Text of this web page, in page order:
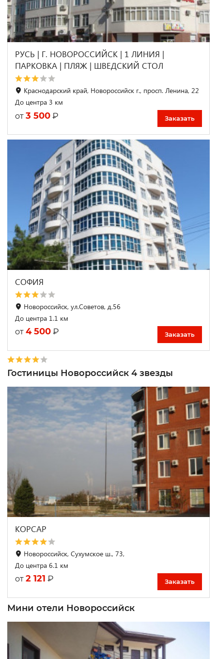
РУСЬ | Г. НОВОРОССИЙСК | 1 ЛИНИЯ |
ПАРКОВКА | ПЛЯЖ | ШВЕДСКИЙ СТОЛ
Краснодарский край, Новороссийск г., просп. Ленина, 22
До центра 3 км
от 3 500 ₽ Заказать
СОФИЯ
Новороссийск, ул.Советов, д.56
До центра 1.1 км
от 4 500 ₽ Заказать
Гостиницы Новороссийск 4 звезды
КОРСАР
Новороссийск, Сухумское ш., 73,
До центра 6.1 км
от 2 121 ₽ Заказать
Мини отели Новороссийск